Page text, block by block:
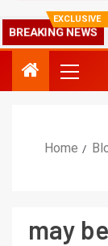
EXCLUSIVE
BREAKING NEWS
BLO और फील्ड स्टाफ को
Home
may